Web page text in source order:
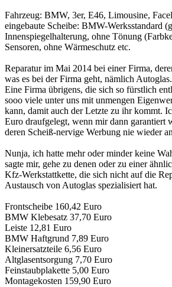
Fahrzeug: BMW, 3er, E46, Limousine,
eingebaute Scheibe: BMW-Werksstandard
Innenspiegelhalterung, ohne Tönung
Sensoren, ohne Wärmeschutz etc.
Reparatur im Mai 2014 bei einer Firma,
was es bei der Firma geht, nämlich Autoglas.
Eine Firma übrigens, die sich so fürstlich
sooo viele unter uns mit unmengen
kann, damit auch der Letzte zu ihr kommt.
Euro draufgelegt, wenn mir dann garantiert
deren Scheiß-nervige Werbung nie wieder
Nunja, ich hatte mehr oder minder keine
sagte mir, gehe zu denen oder zu einer
Kfz-Werkstattkette, die sich nicht auf die
Austausch von Autoglas spezialisiert hat.
Frontscheibe 160,42 Euro
BMW Klebesatz 37,70 Euro
Leiste 12,81 Euro
BMW Haftgrund 7,89 Euro
Kleinersatzteile 6,56 Euro
Altglasentsorgung 7,70 Euro
Feinstaubplakette 5,00 Euro
Montagekosten 159,90 Euro